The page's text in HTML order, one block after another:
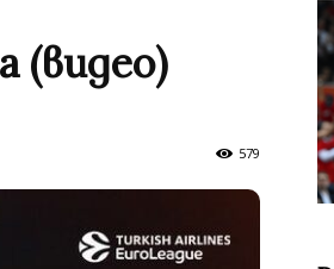
(видео)
579